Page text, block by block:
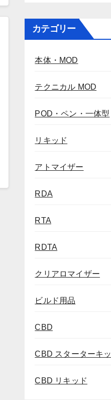
カテゴリー
本体・MOD
テクニカル MOD
POD・ペン・一体型
リキッド
アトマイザー
RDA
RTA
RDTA
クリアロマイザー
ビルド用品
CBD
CBD スターターキ
CBD リキッド